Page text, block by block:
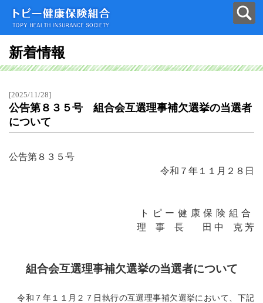
新着情報
[2025/11/28]
公告第８３５号 組合会互選理事補欠選挙の当選者
について
公告第８３５号
令和７年１１月２８日
トピー健康保険組合
理 事 長 田 中 克 芳
組合会互選理事補欠選挙の当選者について
令和７年１１月２７日執行の互選理事補欠選挙において、下記